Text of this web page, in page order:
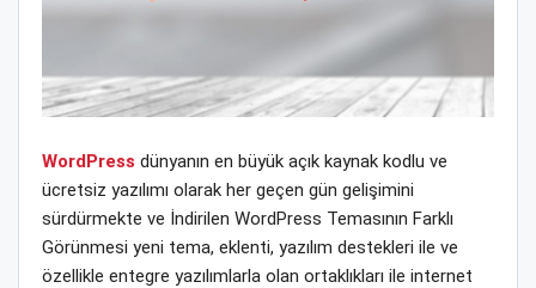
WordPress dünyanın en büyük açık kaynak kodlu ve
ücretsiz yazılımı olarak her geçen gün gelişimini
sürdürmekte ve İndirilen WordPress Temasının Farklı
Görünmesi yeni tema, eklenti, yazılım destekleri ile ve
özellikle entegre yazılımlarla olan ortaklıkları ile internet